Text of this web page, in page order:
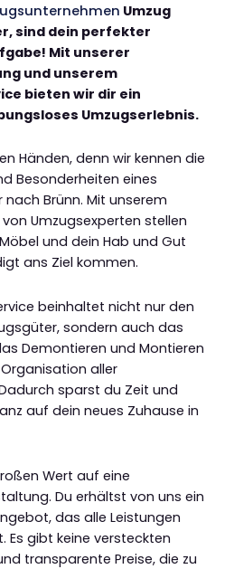
Umzug
sind dein perfekter
Mit unserer
und unserem
bieten wir dir ein
Umzugserlebnis.
Händen, denn wir kennen die
Besonderheiten eines
Brünn. Mit unserem
Umzugsexperten stellen
und dein Hab und Gut
ans Ziel kommen.
beinhaltet nicht nur den
sondern auch das
Demontieren und Montieren
aller
sparst du Zeit und
auf dein neues Zuhause in
Wert auf eine
Du erhältst von uns ein
das alle Leistungen
Es gibt keine versteckten
transparente Preise, die zu